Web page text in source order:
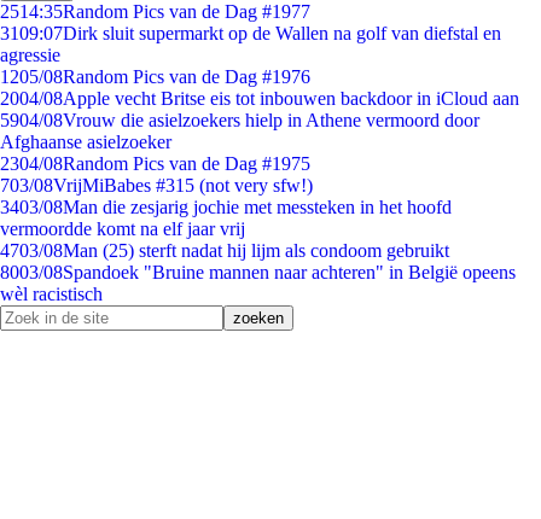
2514:35Random Pics van de Dag #1977
3109:07Dirk sluit supermarkt op de Wallen na golf van diefstal en
agressie
1205/08Random Pics van de Dag #1976
2004/08Apple vecht Britse eis tot inbouwen backdoor in iCloud aan
5904/08Vrouw die asielzoekers hielp in Athene vermoord door
Afghaanse asielzoeker
2304/08Random Pics van de Dag #1975
703/08VrijMiBabes #315 (not very sfw!)
3403/08Man die zesjarig jochie met messteken in het hoofd
vermoordde komt na elf jaar vrij
4703/08Man (25) sterft nadat hij lijm als condoom gebruikt
8003/08Spandoek "Bruine mannen naar achteren" in België opeens
wèl racistisch